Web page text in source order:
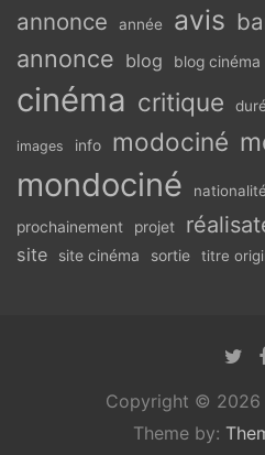
annonce année avis
annonce blog blog cinéma
cinéma critique
images info modociné
mondociné nationalité
prochainement projet
site site cinéma sortie titre
Copyright © 2026
Theme by: